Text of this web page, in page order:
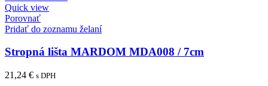
Quick view
Porovnať
Pridať do zoznamu želaní
Stropná lišta MARDOM MDA008 / 7cm
21,24 € s DPH